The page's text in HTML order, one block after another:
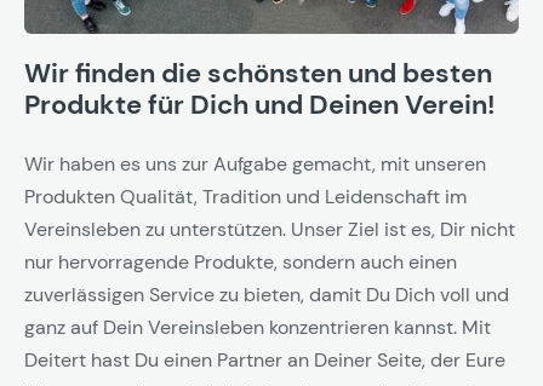
Wir finden die schönsten und besten
Produkte für Dich und Deinen Verein!
Wir haben es uns zur Aufgabe gemacht, mit unseren
Produkten Qualität, Tradition und Leidenschaft im
Vereinsleben zu unterstützen. Unser Ziel ist es, Dir nicht
nur hervorragende Produkte, sondern auch einen
zuverlässigen Service zu bieten, damit Du Dich voll und
ganz auf Dein Vereinsleben konzentrieren kannst. Mit
Deitert hast Du einen Partner an Deiner Seite, der Eure